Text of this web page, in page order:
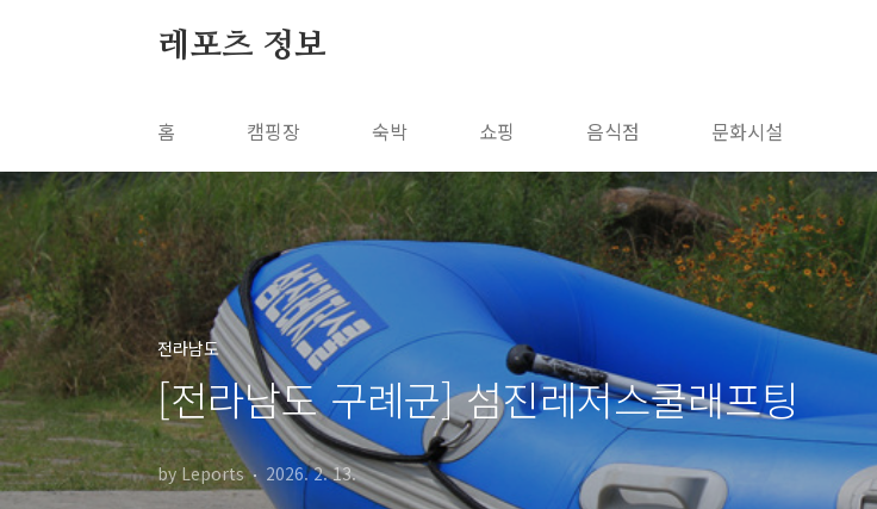
레포츠 정보
홈 캠핑장 숙박 쇼핑 음식점 문화시설
전라남도
[전라남도 구례군] 섬진레저스쿨래프팅
by Leports 2026. 2. 13.